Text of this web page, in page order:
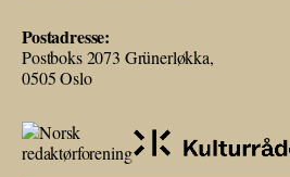
Postadresse:
Postboks 2073 Grünerløkka,
0505 Oslo